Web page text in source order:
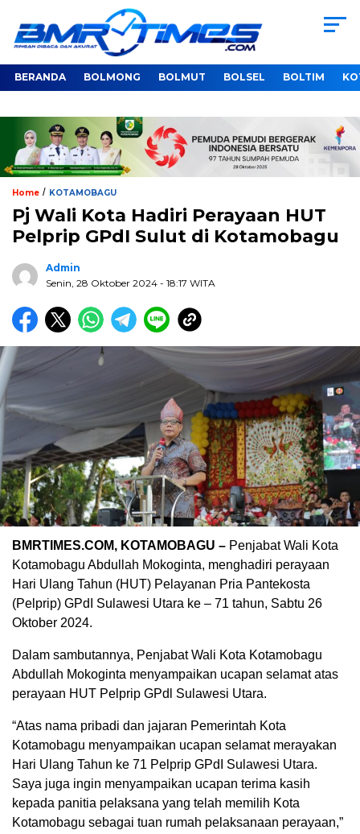
BERANDA BOLMONG BOLMUT BOLSEL BOLTIM
Home / KOTAMOBAGU
Pj Wali Kota Hadiri Perayaan HUT
Pelprip GPdI Sulut di Kotamobagu
Admin
Senin, 28 Oktober 2024 - 18:17 WITA
BMRTIMES.COM, KOTAMOBAGU – Penjabat Wali Kota
Kotamobagu Abdullah Mokoginta, menghadiri perayaan
Hari Ulang Tahun (HUT) Pelayanan Pria Pantekosta
(Pelprip) GPdI Sulawesi Utara ke – 71 tahun, Sabtu 26
Oktober 2024.
Dalam sambutannya, Penjabat Wali Kota Kotamobagu
Abdullah Mokoginta menyampaikan ucapan selamat atas
perayaan HUT Pelprip GPdl Sulawesi Utara.
“Atas nama pribadi dan jajaran Pemerintah Kota
Kotamobagu menyampaikan ucapan selamat merayakan
Hari Ulang Tahun ke 71 Pelprip GPdI Sulawesi Utara.
Saya juga ingin menyampaikan ucapan terima kasih
kepada panitia pelaksana yang telah memilih Kota
Kotamobagu sebagai tuan rumah pelaksanaan perayaan,”